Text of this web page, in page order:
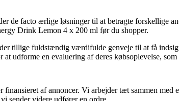
de facto ærlige løsninger til at betragte forskellige
Drink Lemon 4 x 200 ml før du shopper.
tillige fuldstændig værdifulde genveje til at få
at udforme en evaluering af deres købsoplevelse,
finansieret af annoncer. Vi arbejder tæt sammen
sender videre udfører en ordre.